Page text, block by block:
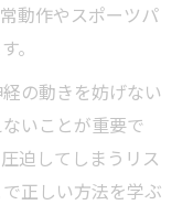
動作やスポーツパ
。
の動きを妨げない
いことが重要で
迫してしまうリス
正しい方法を学ぶ